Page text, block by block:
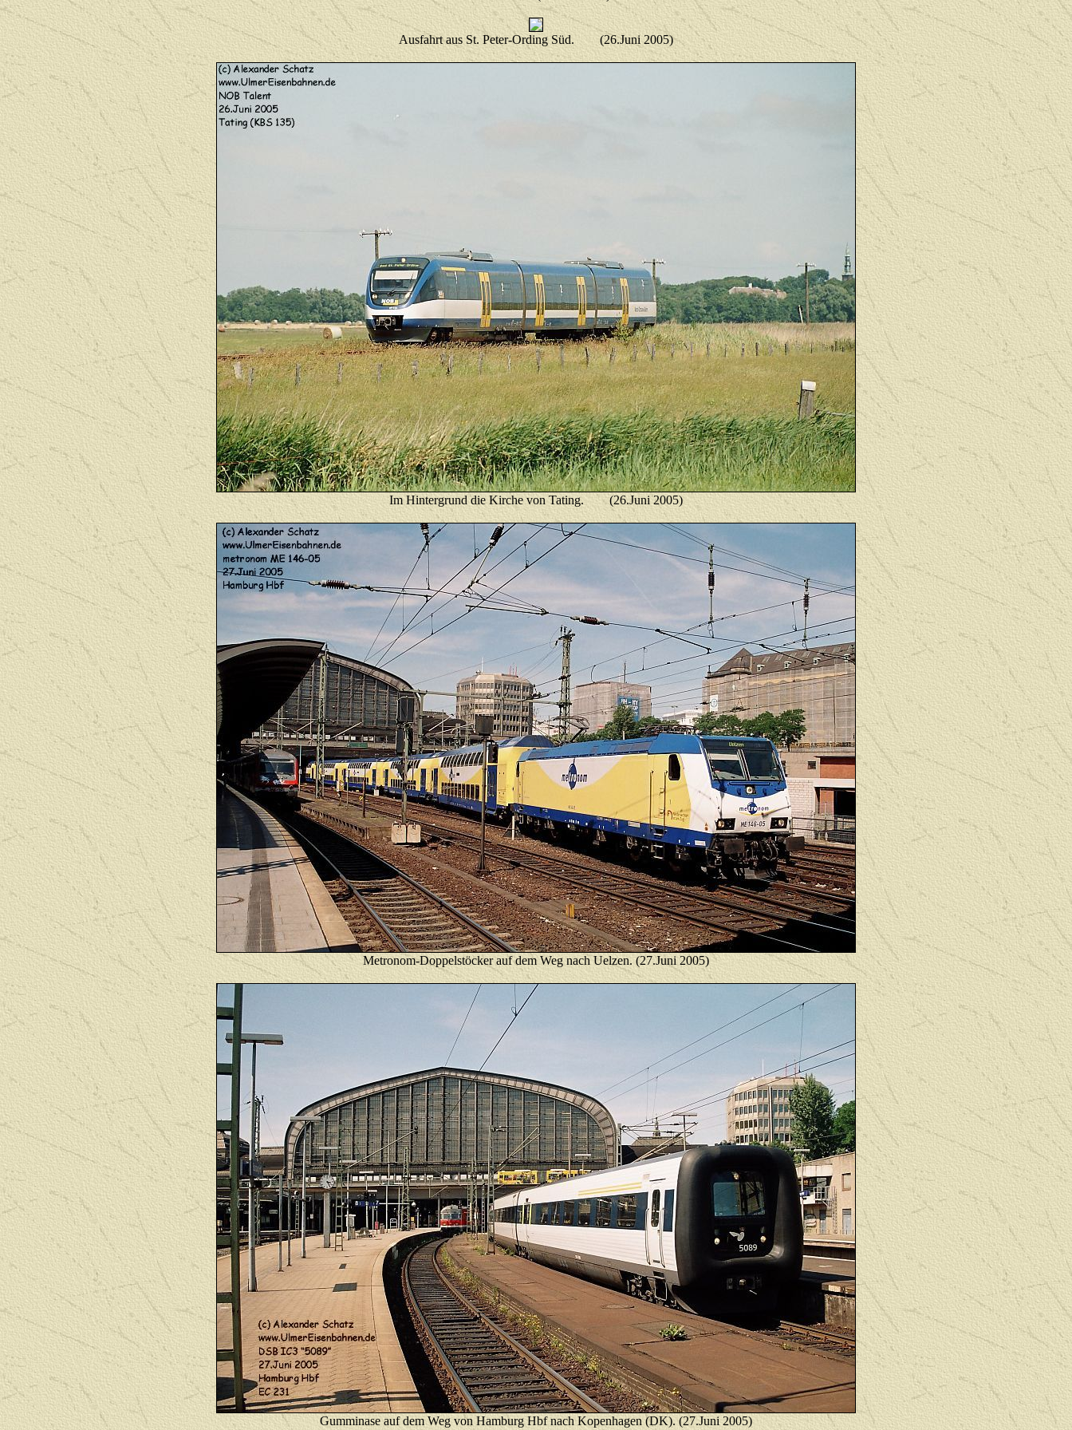
Ausfahrt aus St. Peter-Ording Süd. (26.Juni 2005)
Im Hintergrund die Kirche von Tating. (26.Juni 2005)
Metronom-Doppelstöcker auf dem Weg nach Uelzen. (27.Juni 2005)
Gumminase auf dem Weg von Hamburg Hbf nach Kopenhagen (DK). (27.Juni 2005)